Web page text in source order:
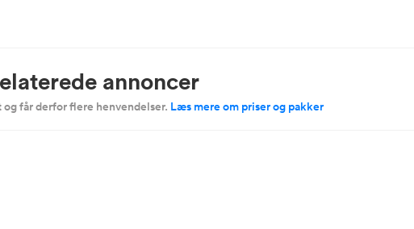
annoncer
får derfor flere henvendelser. Læs mere om priser og pakker